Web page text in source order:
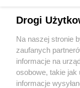
Wydawca mediów
Drogi
Na naszej stronie
zaufanych
informacje na
osobowe, takie jak
informacje